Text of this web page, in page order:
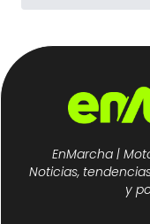
EnMarcha |
Noticias,
y